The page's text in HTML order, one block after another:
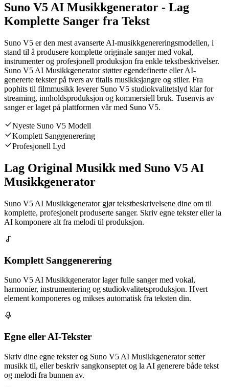
Suno V5 AI Musikkgenerator - Lag
Komplette Sanger fra Tekst
Suno V5 er den mest avanserte AI-musikkgenereringsmodellen, i
stand til å produsere komplette originale sanger med vokal,
instrumenter og profesjonell produksjon fra enkle tekstbeskrivelser.
Suno V5 AI Musikkgenerator støtter egendefinerte eller AI-
genererte tekster på tvers av titalls musikksjangre og stiler. Fra
pophits til filmmusikk leverer Suno V5 studiokvalitetslyd klar for
streaming, innholdsproduksjon og kommersiell bruk. Tusenvis av
sanger er laget på plattformen vår med Suno V5.
Nyeste Suno V5 Modell
Komplett Sanggenerering
Profesjonell Lyd
Lag Original Musikk med Suno V5 AI
Musikkgenerator
Suno V5 AI Musikkgenerator gjør tekstbeskrivelsene dine om til
komplette, profesjonelt produserte sanger. Skriv egne tekster eller la
AI komponere alt fra melodi til produksjon.
Komplett Sanggenerering
Suno V5 AI Musikkgenerator lager fulle sanger med vokal,
harmonier, instrumentering og studiokvalitetsproduksjon. Hvert
element komponeres og mikses automatisk fra teksten din.
Egne eller AI-Tekster
Skriv dine egne tekster og Suno V5 AI Musikkgenerator setter
musikk til, eller beskriv sangkonseptet og la AI generere både tekst
og melodi fra bunnen av.